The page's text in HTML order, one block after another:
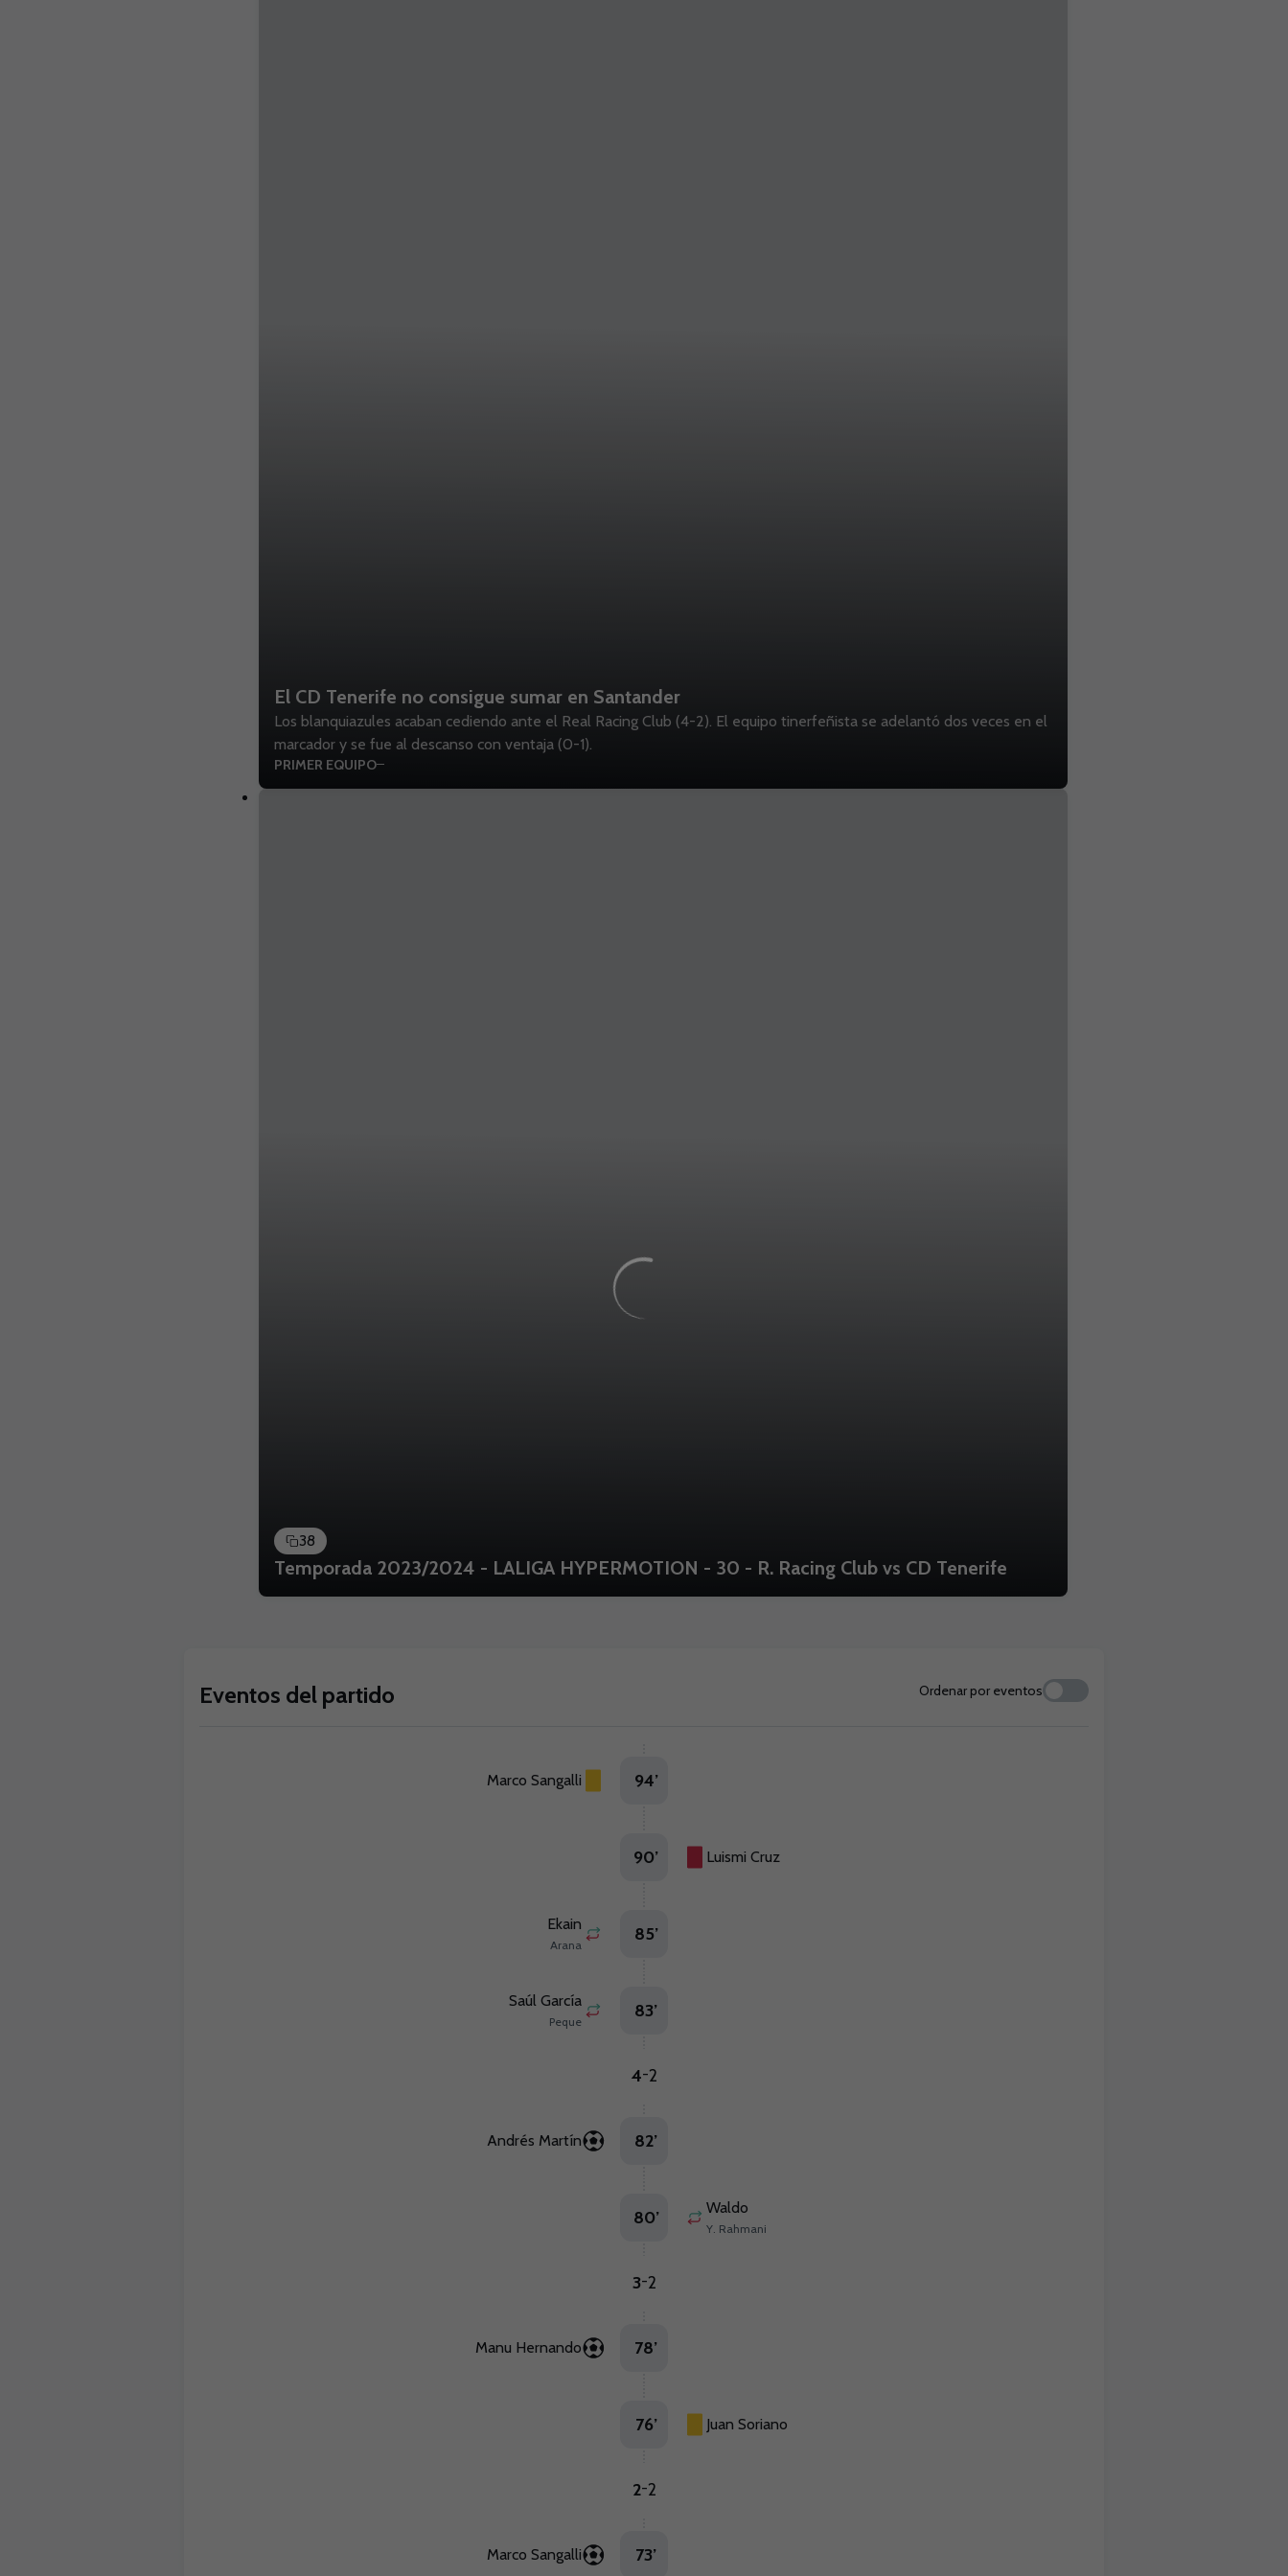
El CD Tenerife no consigue sumar en Santander
Los blanquiazules acaban cediendo ante el Real Racing Club (4-2). El equipo tinerfeñista se adelantó dos veces en el
marcador y se fue al descanso con ventaja (0-1).
PRIMER EQUIPO
38
Temporada 2023/2024 - LALIGA HYPERMOTION - 30 - R. Racing Club vs CD Tenerife
Eventos del partido Ordenar por eventos
Marco Sangalli 94’
Luismi Cruz
90’
Ekain
Arana
85’
Saúl García
Peque
83’
4-2
Andrés Martín 82’
Waldo
Y. Rahmani
80’
3-2
Manu Hernando 78’
Juan Soriano
76’
2-2
Marco Sangalli 73’